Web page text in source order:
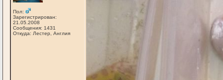
Пол:
Зарегистрирован:
21.05.2008
Сообщения: 1431
Откуда: Лестер, Англия